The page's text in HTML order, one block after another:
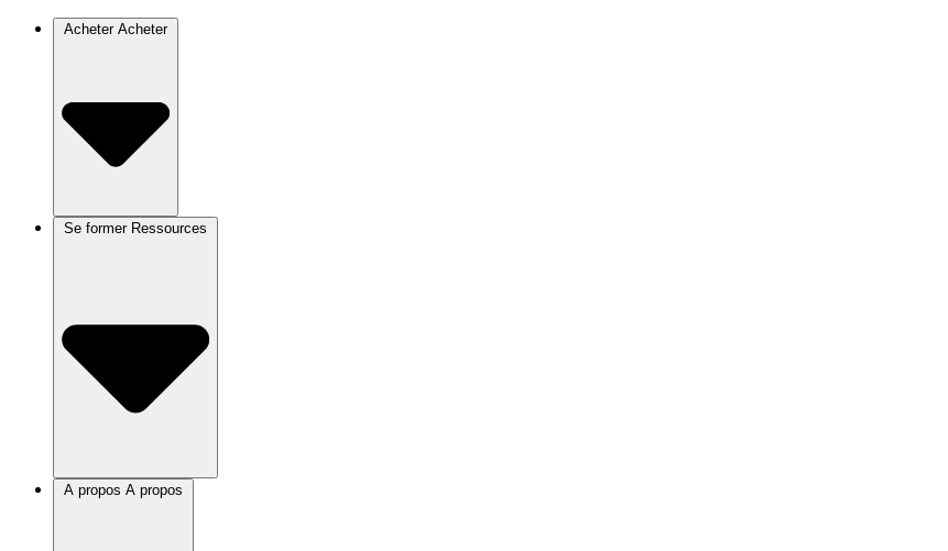
Acheter Acheter
Se former
A propos